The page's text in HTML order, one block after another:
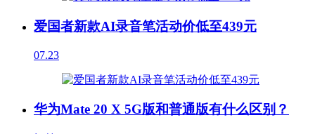
爱国者新款AI录音笔活动价低至439元
07.23
华为Mate 20 X 5G版和普通版有什么区别？